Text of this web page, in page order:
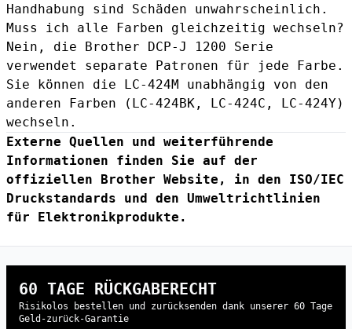
Handhabung sind Schäden unwahrscheinlich.
Muss ich alle Farben gleichzeitig wechseln?
Nein, die Brother DCP-J 1200 Serie
verwendet separate Patronen für jede Farbe.
Sie können die LC-424M unabhängig von den
anderen Farben ( LC-424BK , LC-424C , LC-424Y)
wechseln.
Externe Quellen und weiterführende
Informationen finden Sie auf der
offiziellen Brother Website , in den ISO/IEC
Druckstandards und den Umweltrichtlinien
für Elektronikprodukte .
60 TAGE RÜCKGABERECHT
Risikolos bestellen und zurücksenden dank unserer 60 Tage
Geld-zurück-Garantie